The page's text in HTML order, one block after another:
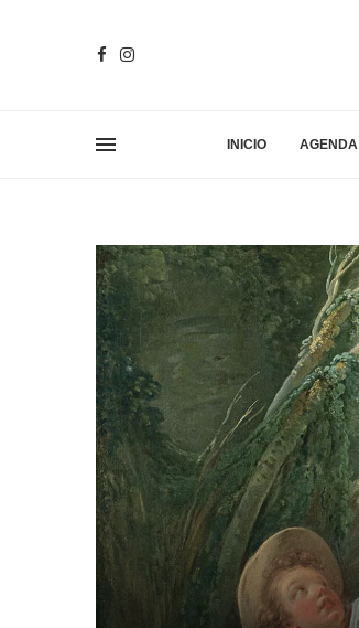
INICIO AGENDA